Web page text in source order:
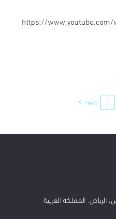
https://www.youtube.com/
2
Next
المملكة العربية